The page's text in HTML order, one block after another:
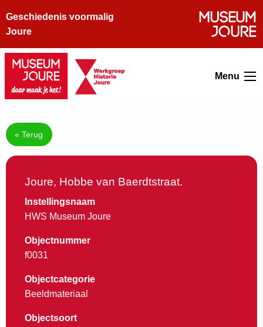
Geschiedenis voormalig
Joure
Menu
« Terug
Joure, Hobbe van Baerdtstraat.
Instellingsnaam
HWS Museum Joure
Objectnummer
f0031
Objectcategorie
Beeldmateriaal
Objectsoort